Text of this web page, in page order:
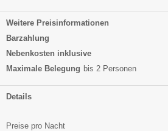
Weitere Preisinformationen
Barzahlung
Nebenkosten inklusive
Maximale Belegung bis 2 Personen
Details
Preise pro Nacht